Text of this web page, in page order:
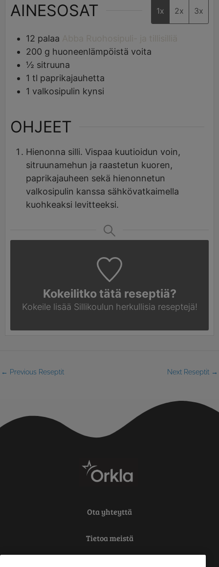
AINESOSAT 1x 2x 3x
12 palaa
200 g huoneenlämpöistä voita
½ sitruuna
1 tl paprikajauhetta
1 valkosipulin kynsi
OHJEET
Hienonna silli. Vispaa kuutioidun voin,
sitruunamehun ja raastetun kuoren,
paprikajauheen sekä hienonnetun
valkosipulin kanssa sähkövatkaimella
kuohkeaksi levitteeksi.
Kokeilitko tätä reseptiä?
Kokeile lisää Sillikoulun herkullisia reseptejä!
← Previous Reseptit Next Reseptit →
Ota yhteyttä
Tietoa meistä